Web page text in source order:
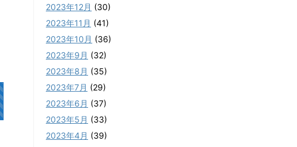
2023年12月 (30)
2023年11月 (41)
2023年10月 (36)
2023年9月 (32)
2023年8月 (35)
2023年7月 (29)
2023年6月 (37)
2023年5月 (33)
2023年4月 (39)